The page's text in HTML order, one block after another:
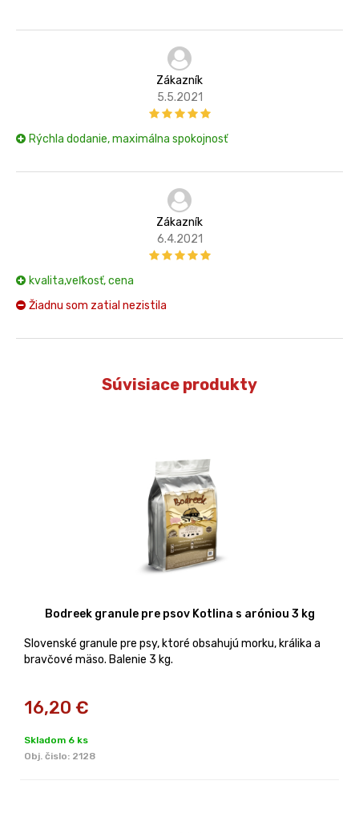
Zákazník
5.5.2021
Rýchla dodanie, maximálna spokojnosť
Zákazník
6.4.2021
kvalita,veľkosť, cena
Žiadnu som zatial nezistila
Súvisiace produkty
Bodreek granule pre psov Kotlina s aróniou 3 kg
Slovenské granule pre psy, ktoré obsahujú morku, králika a
bravčové mäso. Balenie 3 kg.
16,20 €
Skladom 6 ks
Obj. čislo: 2128